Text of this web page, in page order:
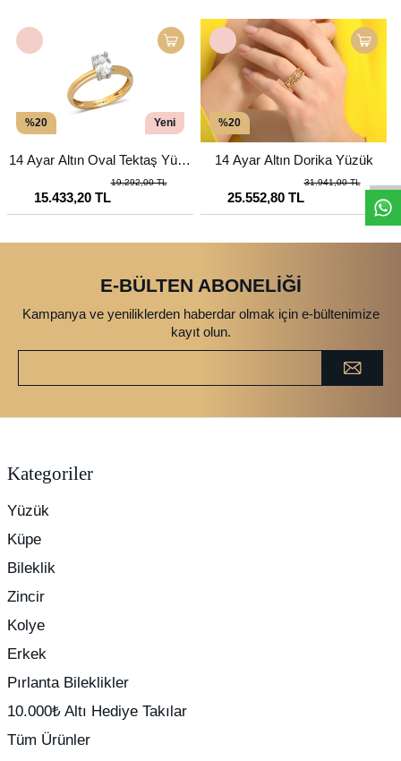
Yeni
%20
14 Ayar Altın Oval Tektaş Yüzü
15.433,20 TL
19.292,00 TL
%20
14 Ayar Altın Dorika Yüzük
25.552,80 TL
31.941,00 TL
E-BÜLTEN ABONELİĞİ
Kampanya ve yeniliklerden haberdar olmak için e-bültenimize
kayıt olun.
Kategoriler
Yüzük
Küpe
Bileklik
Zincir
Kolye
Erkek
Pırlanta Bileklikler
10.000₺ Altı Hediye Takılar
Tüm Ürünler